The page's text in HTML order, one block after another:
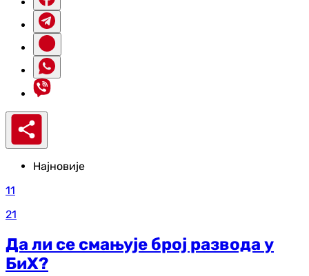
Најновије
11
21
Да ли се смањује број развода у
БиХ?